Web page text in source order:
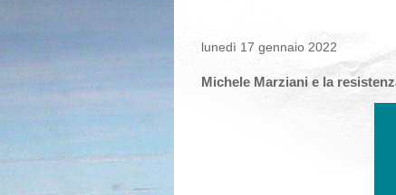
lunedì 17 gennaio 2022
Michele Marziani e la